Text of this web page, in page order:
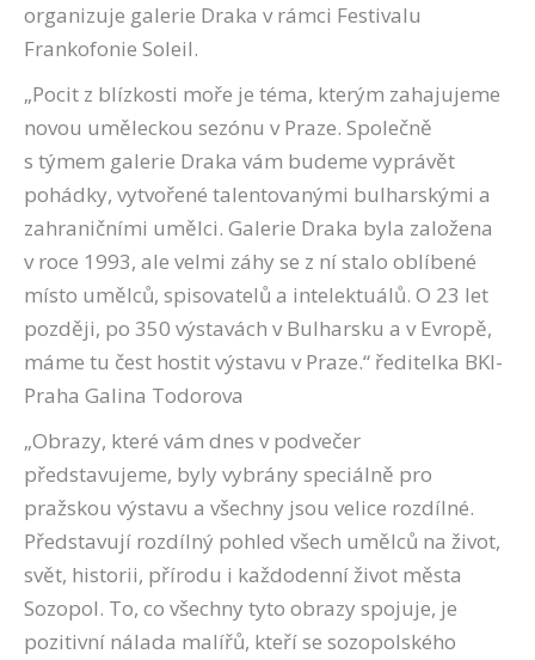
organizuje galerie Draka v rámci Festivalu
Frankofonie Soleil.
„Pocit z blízkosti moře je téma, kterým zahajujeme
novou uměleckou sezónu v Praze. Společně
s týmem galerie Draka vám budeme vyprávět
pohádky, vytvořené talentovanými bulharskými a
zahraničními umělci. Galerie Draka byla založena
v roce 1993, ale velmi záhy se z ní stalo oblíbené
místo umělců, spisovatelů a intelektuálů. O 23 let
později, po 350 výstavách v Bulharsku a v Evropě,
máme tu čest hostit výstavu v Praze.“ ředitelka BKI-
Praha Galina Todorova
„Obrazy, které vám dnes v podvečer
představujeme, byly vybrány speciálně pro
pražskou výstavu a všechny jsou velice rozdílné.
Představují rozdílný pohled všech umělců na život,
svět, historii, přírodu i každodenní život města
Sozopol. To, co všechny tyto obrazy spojuje, je
pozitivní nálada malířů, kteří se sozopolského